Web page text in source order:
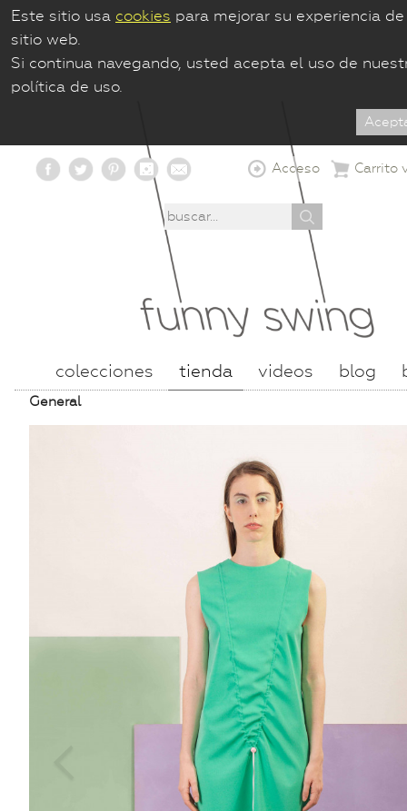
Este sitio usa cookies para mejorar su experiencia
sitio web.
Si continua navegando, usted acepta el uso de
política de uso.
Acceso Carrito
colecciones tienda videos blog
General